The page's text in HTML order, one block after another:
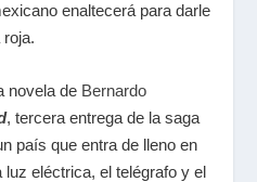
enaltecerá para darle
novela de Bernardo
, tercera entrega de la saga
país que entra de lleno en
luz eléctrica, el telégrafo y el